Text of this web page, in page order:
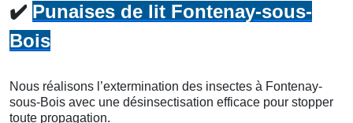
✔️ Punaises de lit Fontenay-sous-
Bois
Nous réalisons l’extermination des insectes à Fontenay-
sous-Bois avec une désinsectisation efficace pour stopper
toute propagation.